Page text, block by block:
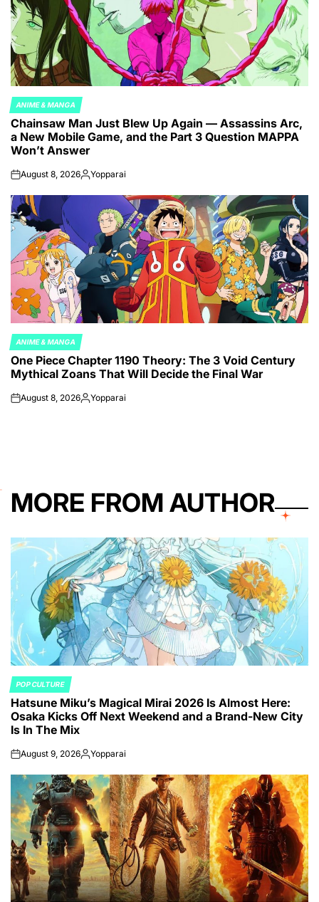
POSTED
IN
ANIME & MANGA
Chainsaw Man Just Blew Up Again — Assassins Arc,
a New Mobile Game, and the Part 3 Question MAPPA
Won’t Answer
onAugust 8, 2026Posted
Yopparai
POSTED
IN
ANIME & MANGA
One Piece Chapter 1190 Theory: The 3 Void Century
Mythical Zoans That Will Decide the Final War
onAugust 8, 2026Posted
Yopparai
MORE FROM AUTHOR
POSTED
IN
POP CULTURE
Hatsune Miku’s Magical Mirai 2026 Is Almost Here:
Osaka Kicks Off Next Weekend and a Brand-New City
Is In The Mix
onAugust 9, 2026Posted
Yopparai